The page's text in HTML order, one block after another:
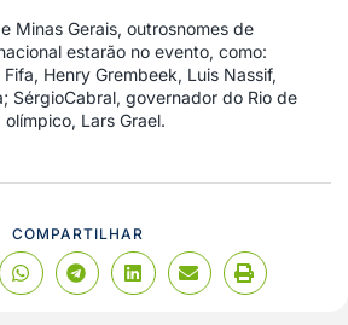
Minas Gerais, outrosnomes de
estarão no evento, como:
Henry Grembeek, Luis Nassif,
SérgioCabral, governador do Rio de
Lars Grael.
COMPARTILHAR